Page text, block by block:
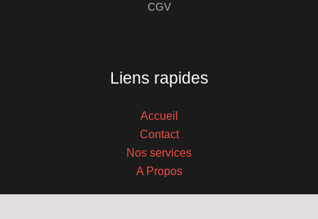
CGV
Liens rapides
Accueil
Contact
Nos services
A Propos